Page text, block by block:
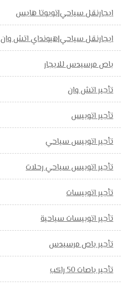
ايجارنقل سياحي|تويوتا هايس
ايجارنقل سياحي|هيونداي اتش وان
باص مرسيدس للايجار
تأجير اتش وان
تأجير اتوبيس
تأجير اتوبيس سياحي
تأجير اتوبيس سياحي رحلات
تأجير اتوبيسات
تأجير اتوبيسات سياحية
تأجير باص مرسيدس
تأجير باصات 50 راكب